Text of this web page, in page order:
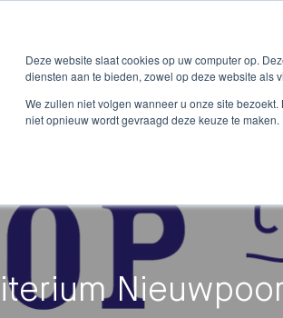
Deze website slaat cookies op uw computer op.
diensten aan te bieden, zowel op deze website als
We zullen niet volgen wanneer u onze site
niet opnieuw wordt gevraagd deze keuze te maken.